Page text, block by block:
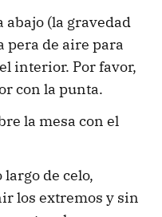
abajo (la gravedad
pera de aire para
interior. Por favor,
con la punta.
la mesa con el
de celo,
los extremos y sin